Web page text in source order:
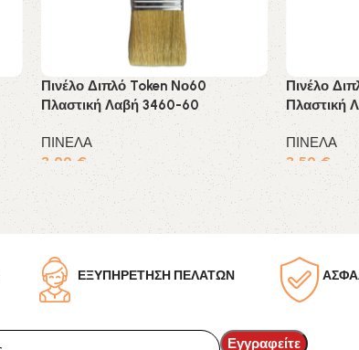
Πινέλο Διπλό Token Νο60
Πλαστική Λαβή 3460-60
ΠΙΝΕΛΑ
3,00 €
Προσθήκη στο καλάθι
Πινέλο
Πλαστική
ΠΙΝΕΛΑ
3,50€
Προσθήκη
ΕΞΥΠΗΡΕΤΗΣΗ ΠΕΛΑΤΩΝ